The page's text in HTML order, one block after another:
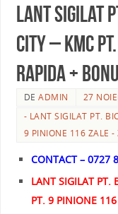
LANT SIGILAT
CITY – KMC
RAPIDA +
DEADMIN
27
- LANT SIGILAT PT.
9 PINIONE 116 ZALE -
CONTACT – 0727
LANT SIGILAT PT.
PT. 9 PINIONE